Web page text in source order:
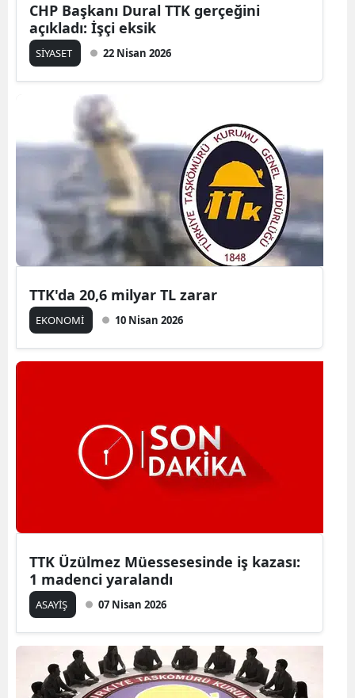
CHP Başkanı Dural TTK gerçeğini
açıkladı: İşçi eksik
SİYASET 22 Nisan 2026
TTK'da 20,6 milyar TL zarar
EKONOMİ 10 Nisan 2026
TTK Üzülmez Müessesesinde iş kazası:
1 madenci yaralandı
ASAYİŞ 07 Nisan 2026